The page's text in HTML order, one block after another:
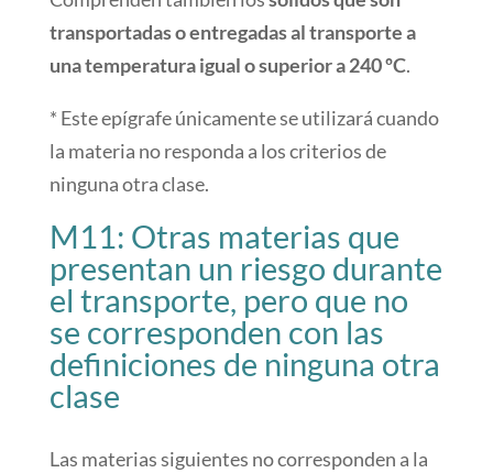
transportadas o entregadas al transporte a
una temperatura igual o superior a 240 ºC.
* Este epígrafe únicamente se utilizará cuando
la materia no responda a los criterios de
ninguna otra clase.
M11: Otras materias que
presentan un riesgo durante
el transporte, pero que no
se corresponden con las
definiciones de ninguna otra
clase
Las materias siguientes no corresponden a la